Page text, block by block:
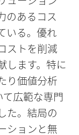
のあるコス
いる。優れ
ストを削減
します。特に
り価値分析
広範な専門
た。結局の
ションと無